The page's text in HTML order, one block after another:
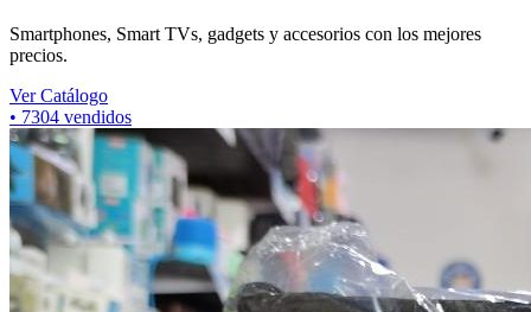
Smartphones, Smart TVs, gadgets y accesorios con los mejores
precios.
Ver Catálogo
• 7304 vendidos